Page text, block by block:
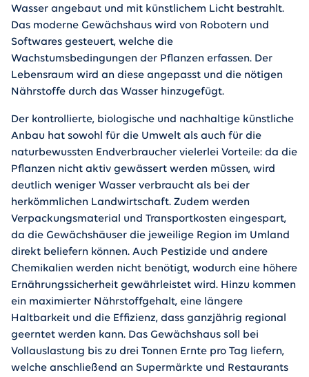
Wasser angebaut und mit künstlichem Licht bestrahlt.
Das moderne Gewächshaus wird von Robotern und
Softwares gesteuert, welche die
Wachstumsbedingungen der Pflanzen erfassen. Der
Lebensraum wird an diese angepasst und die nötigen
Nährstoffe durch das Wasser hinzugefügt.
Der kontrollierte, biologische und nachhaltige künstliche
Anbau hat sowohl für die Umwelt als auch für die
naturbewussten Endverbraucher vielerlei Vorteile: da die
Pflanzen nicht aktiv gewässert werden müssen, wird
deutlich weniger Wasser verbraucht als bei der
herkömmlichen Landwirtschaft. Zudem werden
Verpackungsmaterial und Transportkosten eingespart,
da die Gewächshäuser die jeweilige Region im Umland
direkt beliefern können. Auch Pestizide und andere
Chemikalien werden nicht benötigt, wodurch eine höhere
Ernährungssicherheit gewährleistet wird. Hinzu kommen
ein maximierter Nährstoffgehalt, eine längere
Haltbarkeit und die Effizienz, dass ganzjährig regional
geerntet werden kann. Das Gewächshaus soll bei
Vollauslastung bis zu drei Tonnen Ernte pro Tag liefern,
welche anschließend an Supermärkte und Restaurants